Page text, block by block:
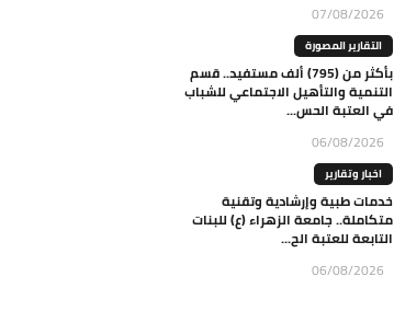
07/08/2026
التقارير المصورة
بأكثر من (795) ألف مستفيد.. قسم
التنمية والتأهيل الاجتماعي للشباب
في العتبة الحس...
06/08/2026
اخبار وتقارير
خدمات طبية وإرشادية وتقنية
متكاملة.. جامعة الزهراء (ع) للبنات
التابعة للعتبة الح...
06/08/2026